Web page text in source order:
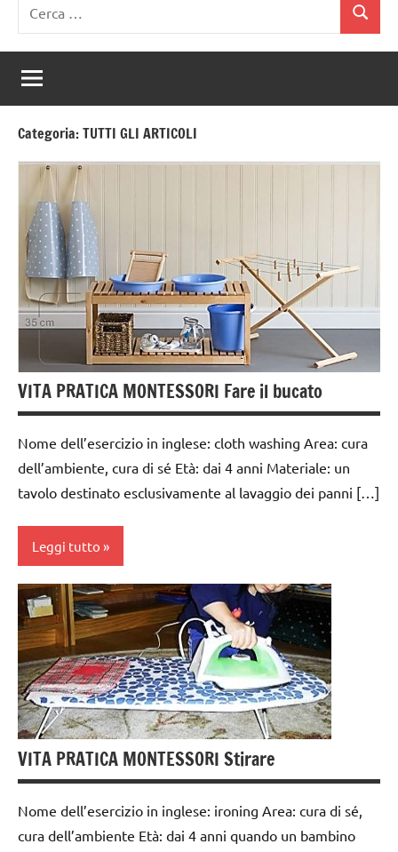
per:
Cerca
Categoria:TUTTI GLI ARTICOLI
VITA PRATICA MONTESSORI Fare il bucato
Nome dell’esercizio in inglese: cloth washing Area: cura
dell’ambiente, cura di sé Età: dai 4 anni Materiale: un
tavolo destinato esclusivamente al lavaggio dei panni […]
Leggi tutto
dai
3 ai
6
anni
GUIDA
DIDATTICA
MONTESSORI
PER ETA'
VITA PRATICA MONTESSORI Stirare
Nome dell’esercizio in inglese: ironing Area: cura di sé,
cura dell’ambiente Età: dai 4 anni quando un bambino